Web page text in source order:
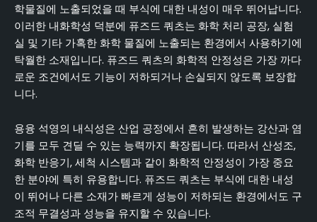
학물질에 노출되었을 때 부식에 대한 내성이 매우 뛰어납니다.
이러한 내화학성 덕분에 퓨즈드 쿼츠는 화학 처리 공장, 실험
실 및 기타 가혹한 화학 물질에 노출되는 환경에서 사용하기에
탁월한 소재입니다. 퓨즈드 쿼츠의 화학적 안정성은 가장 까다
로운 조건에서도 기능이 저하되거나 손실되지 않도록 보장합
니다.
용융 석영의 내식성은 산업 공정에서 흔히 발생하는 강산과 염
기를 모두 견딜 수 있는 능력까지 확장됩니다. 따라서 산성조,
화학 반응기, 세척 시스템과 같이 화학적 안정성이 가장 중요
한 분야에 특히 유용합니다. 퓨즈드 쿼츠는 부식에 대한 내성
이 뛰어나 다른 소재가 빠르게 성능이 저하되는 환경에서도 구
조적 무결성과 성능을 유지할 수 있습니다.